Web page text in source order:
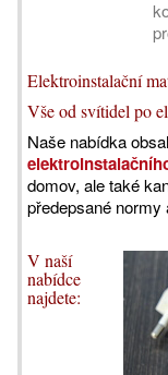
Elektroinstalační
Vše od svítidel po
Naše nabídka
domov, ale také
předepsané normy
V naší
nabídce
najdete: